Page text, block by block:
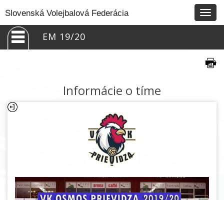
Slovenská Volejbalová Federácia
EM 19/20
Informácie o tíme